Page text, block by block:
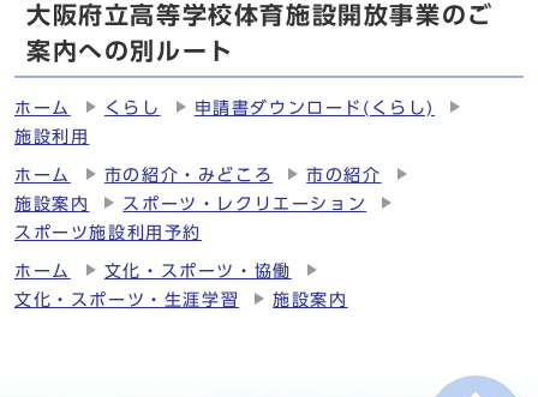
大阪府立高等学校体育施設開放事業のご
案内への別ルート
ホーム くらし
申請書ダウンロード(くらし)
施設利用
ホーム 市の紹介・みどころ
市の紹介
施設案内
スポーツ・レクリエーション
スポーツ施設利用予約
ホーム
文化・スポーツ・協働
文化・スポーツ・生涯学習
施設案内